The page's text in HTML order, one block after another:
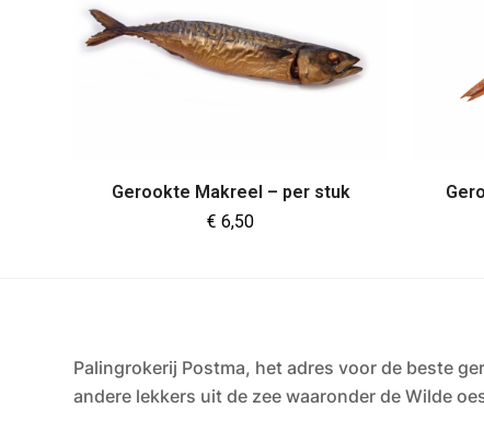
Gerookte Makreel – per stuk
€ 6,50
Palingrokerij Postma, het adres voor de beste
andere lekkers uit de zee waaronder de Wilde